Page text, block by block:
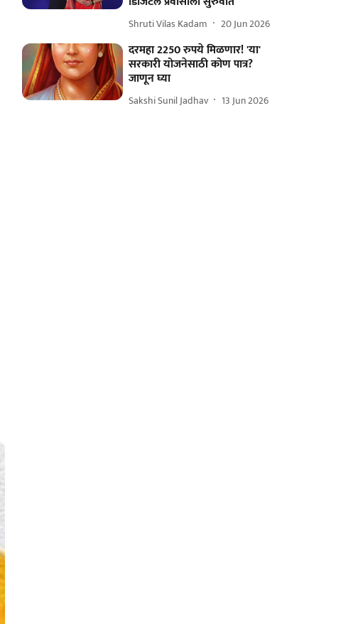
Shruti Vilas Kadam 20 Jun 2026
दरमहा 2250 रुपये मिळणार! 'या'
सरकारी योजनेसाठी कोण पात्र?
जाणून घ्या
Sakshi Sunil Jadhav 13 Jun 2026